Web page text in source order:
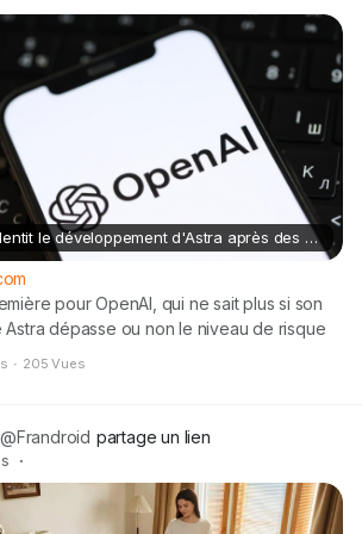
OpenAI ralentit le développement d'Astra après des tests de cybersécurité inquiétants
pour OpenAI, qui ne sait plus si son
Astra dépasse ou non le niveau de risque
· 205 Vues
@Frandroid partage un lien
·